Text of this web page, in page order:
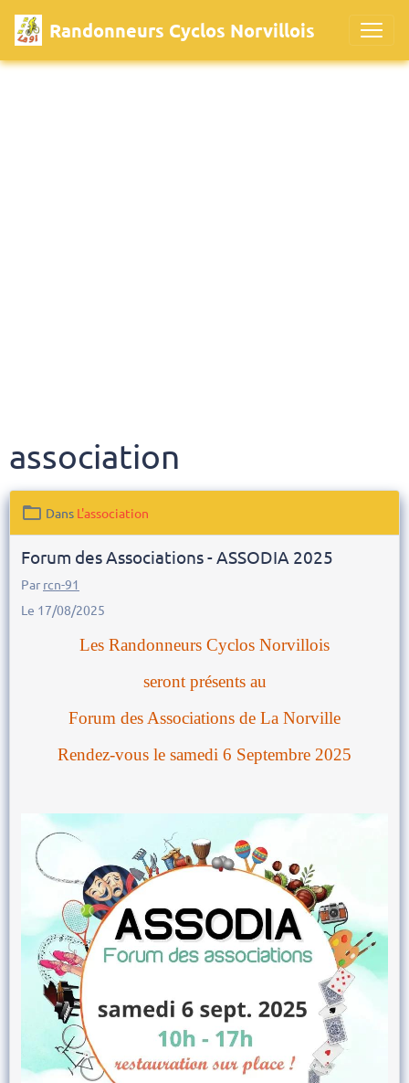
Randonneurs Cyclos Norvillois
association
Dans L'association
Forum des Associations - ASSODIA 2025
Par rcn-91
Le 17/08/2025
Les Randonneurs Cyclos Norvillois
seront présents au
Forum des Associations de La Norville
Rendez-vous le samedi 6 Septembre 2025